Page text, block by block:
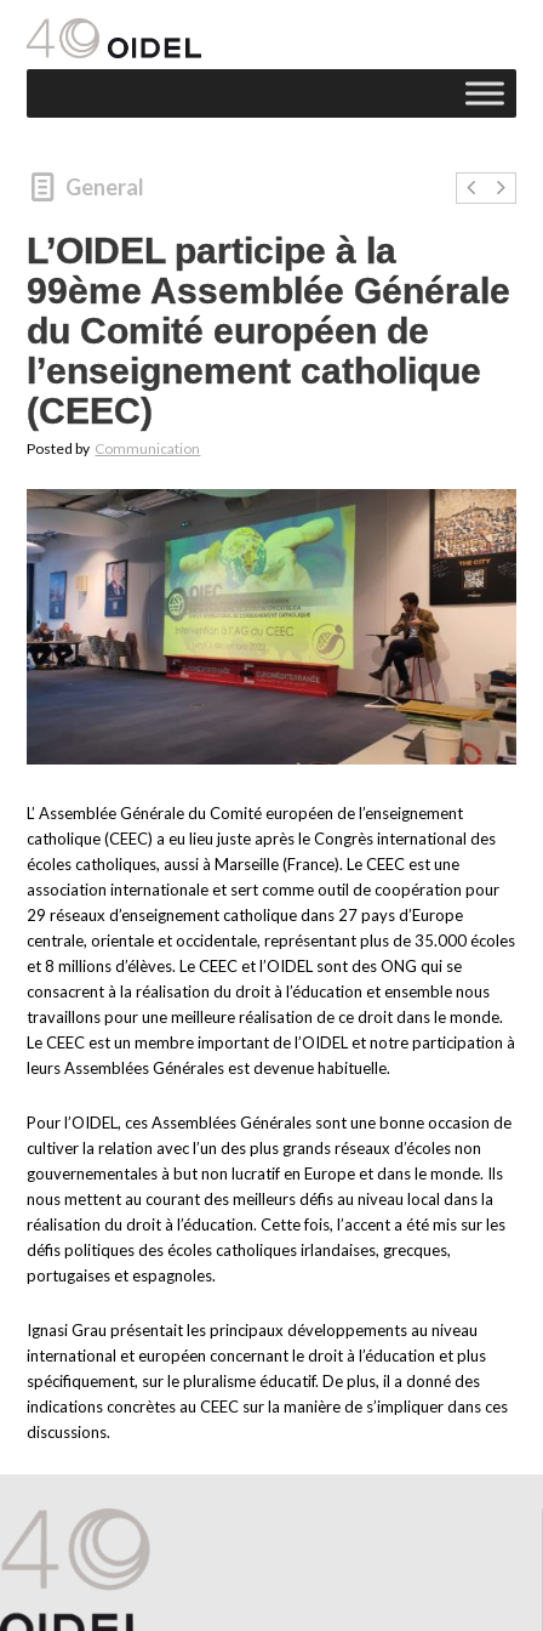
General
L’OIDEL participe à la
99ème Assemblée Générale
du Comité européen de
l’enseignement catholique
(CEEC)
Posted by Communication
L’ Assemblée Générale du Comité européen de l’enseignement
catholique (CEEC) a eu lieu juste après le Congrès international des
écoles catholiques, aussi à Marseille (France). Le CEEC est une
association internationale et sert comme outil de coopération pour
29 réseaux d’enseignement catholique dans 27 pays d’Europe
centrale, orientale et occidentale, représentant plus de 35.000 écoles
et 8 millions d’élèves. Le CEEC et l’OIDEL sont des ONG qui se
consacrent à la réalisation du droit à l’éducation et ensemble nous
travaillons pour une meilleure réalisation de ce droit dans le monde.
Le CEEC est un membre important de l’OIDEL et notre participation à
leurs Assemblées Générales est devenue habituelle.
Pour l’OIDEL, ces Assemblées Générales sont une bonne occasion de
cultiver la relation avec l’un des plus grands réseaux d’écoles non
gouvernementales à but non lucratif en Europe et dans le monde. Ils
nous mettent au courant des meilleurs défis au niveau local dans la
réalisation du droit à l’éducation. Cette fois, l’accent a été mis sur les
défis politiques des écoles catholiques irlandaises, grecques,
portugaises et espagnoles.
Ignasi Grau présentait les principaux développements au niveau
international et européen concernant le droit à l’éducation et plus
spécifiquement, sur le pluralisme éducatif. De plus, il a donné des
indications concrètes au CEEC sur la manière de s’impliquer dans ces
discussions.